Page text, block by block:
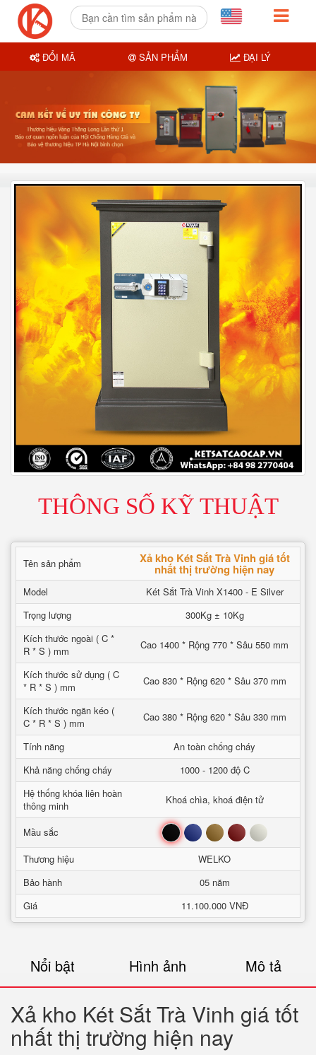
THÔNG SỐ KỸ THUẬT
Tên sản phẩm Xả kho Két Sắt Trà Vinh giá tốt
nhất thị trường hiện nay
Model
Két Sắt Trà Vinh X1400 - E Silver
Trọng lượng
300Kg ± 10Kg
Kích thước ngoài ( C *
R * S ) mm
Cao 1400 * Rộng 770 * Sâu 550 mm
Kích thước sử dụng ( C
* R * S ) mm
Cao 830 * Rộng 620 * Sâu 370 mm
Kích thước ngăn kéo (
C * R * S ) mm
Cao 380 * Rộng 620 * Sâu 330 mm
Tính năng
An toàn chống cháy
Khả năng chống cháy
1000 - 1200 độ C
Hệ thống khóa liên hoàn
thông minh
Khoá chìa, khoá điện tử
Mầu sắc Đen Xanh Nâu Đỏ Trắng
Thương hiệu
WELKO
Bảo hành
05 năm
Giá
11.100.000 VNĐ
Nổi bật Hình ảnh Mô tả
Xả kho Két Sắt Trà Vinh giá tốt
nhất thị trường hiện nay
ĐỔI MÃ SẢN PHẨM ĐẠI LÝ